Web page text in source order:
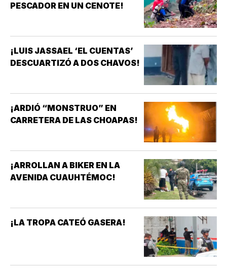
PESCADOR EN UN CENOTE!
¡LUIS JASSAEL ‘EL CUENTAS’
DESCUARTIZÓ A DOS CHAVOS!
¡ARDIÓ “MONSTRUO” EN
CARRETERA DE LAS CHOAPAS!
¡ARROLLAN A BIKER EN LA
AVENIDA CUAUHTÉMOC!
¡LA TROPA CATEÓ GASERA!